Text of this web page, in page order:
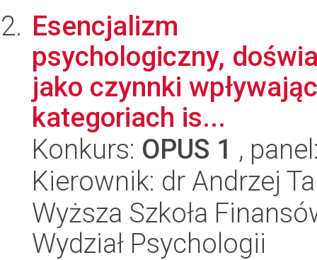
Esencjalizm
psychologiczny,
jako czynnki
kategoriach is...
Konkurs: OPUS 1 ,
Kierownik: dr Andrzej
Wyższa Szkoła
Wydział Psychologii